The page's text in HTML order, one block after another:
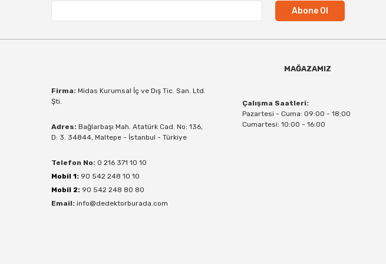
Abone Ol
Firma: Midas Kurumsal İç ve Dış Tic. San. Ltd.
Şti.
Adres: Bağlarbaşı Mah. Atatürk Cad. No: 136,
D: 3. 34844, Maltepe - İstanbul - Türkiye
Telefon No: 0 216 371 10 10
Mobil 1: 90 542 248 10 10
Mobil 2: 90 542 248 80 80
Email: info@dedektorburada.com
MAĞAZAMIZ
Çalışma Saatleri:
Pazartesi - Cuma: 09:00 - 18:00
Cumartesi: 10:00 - 16:00